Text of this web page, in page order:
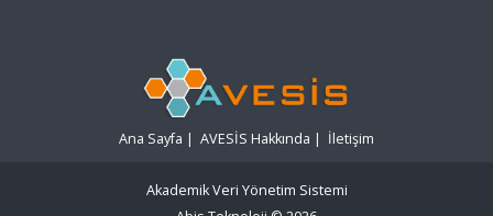
Ana Sayfa | AVESİS Hakkında | İletişim
Akademik Veri Yönetim Sistemi